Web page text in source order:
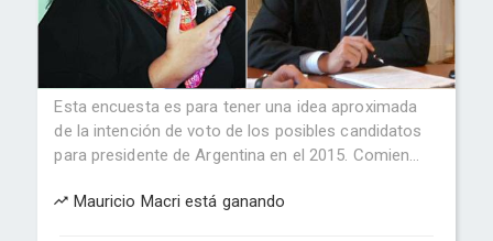
Esta encuesta es para tener una idea aproximada
de la intención de voto de los posibles candidatos
para presidente de Argentina en el 2015. Comien...
Mauricio Macri está ganando